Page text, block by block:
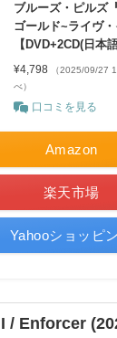
ブルーズ・ピルズ
ゴールド~ライヴ・
【DVD+2CD(日本
¥4,798
（2025/09/27
べ）
口コミを見る
Amazon
楽天市場
Yahooショッピ
/ Enforcer